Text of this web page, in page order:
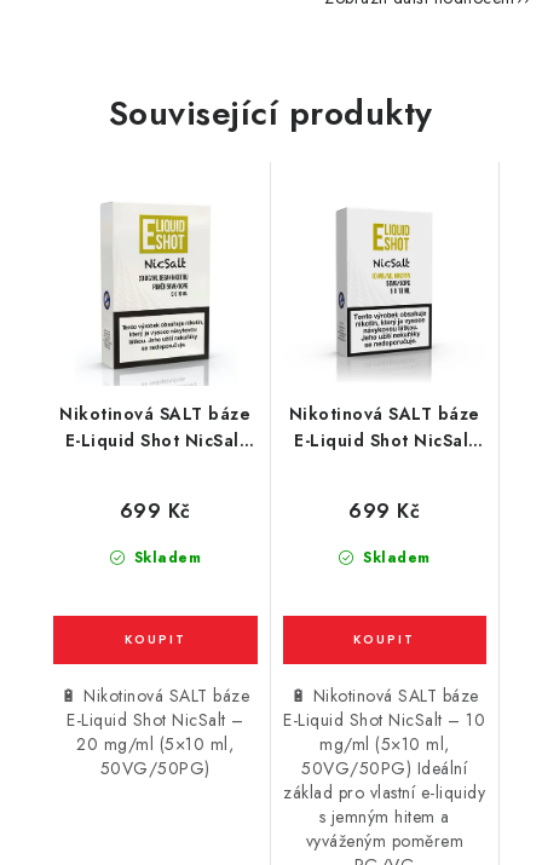
Související produkty
Nikotinová SALT báze
E-Liquid Shot NicSalt
Skladem
699 Kč
🔋 Nikotinová SALT báze
E-Liquid Shot NicSalt –
20 mg/ml (5×10 ml,
50VG/50PG)
Nikotinová SALT báze
E-Liquid Shot NicSalt
Skladem
699 Kč
🔋 Nikotinová SALT báze
E-Liquid Shot NicSalt – 10
mg/ml (5×10 ml,
50VG/50PG) Ideální
základ pro vlastní e-liquidy
s jemným hitem a
vyváženým poměrem